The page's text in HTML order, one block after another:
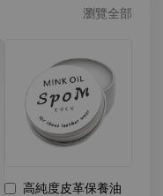
瀏覽全部
高純度皮革保養油